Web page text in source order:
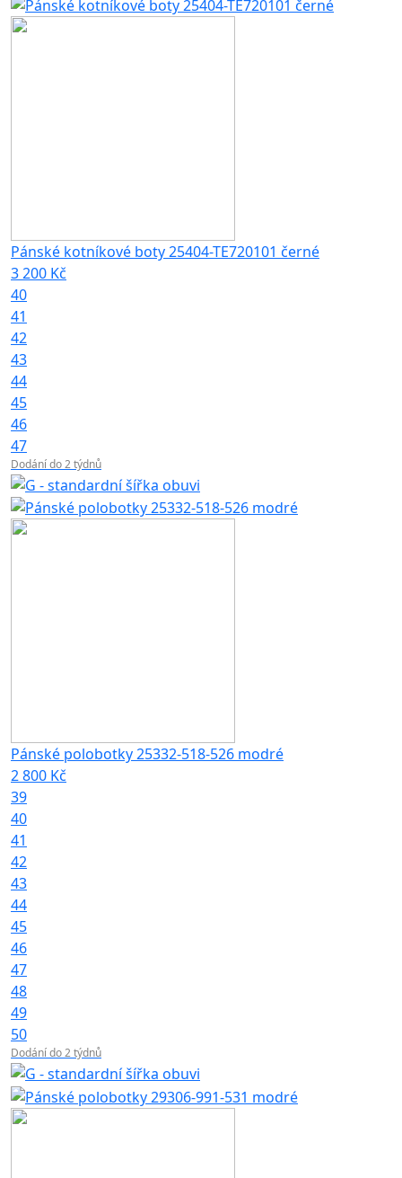
Pánské kotníkové boty 25404-TE720101 černé
3 200 Kč
40
41
42
43
44
45
46
47
Dodání do 2 týdnů
Pánské polobotky 25332-518-526 modré
2 800 Kč
39
40
41
42
43
44
45
46
47
48
49
50
Dodání do 2 týdnů